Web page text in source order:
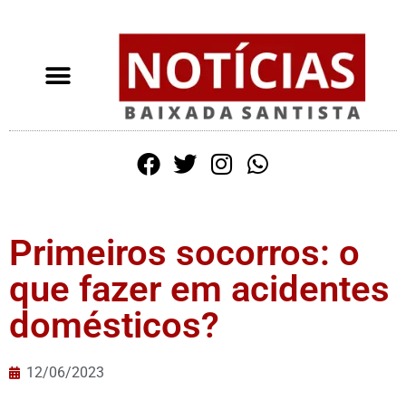
Primeiros socorros: o
que fazer em acidentes
domésticos?
12/06/2023